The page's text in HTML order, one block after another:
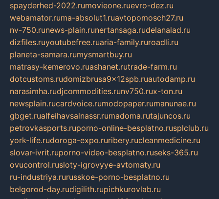
spayderhed-2022.rumovieone.ruevro-dez.ru
webamator.ruma-absolut1.ruavtopomosch27.ru
nv-750.runews-plain.runertansaga.rudelanalad.ru
dizfiles.ruyoutubefree.ruaria-family.ruroadli.ru
planeta-samara.rumysmartbuy.ru
matrasy-kemerovo.ruashanet.rutrade-farm.ru
dotcustoms.rudomizbrusa9x12spb.ruautodamp.ru
narasimha.rudjcommodities.runv750.rux-ton.ru
newsplain.rucardvoice.rumodopaper.rumanunae.ru
gbget.rualfeihavsalnassr.rumadoma.rutajuncos.ru
petrovkasports.ruporno-online-besplatno.rusplclub.ru
york-life.rudoroga-expo.ruribery.rucleanmedicine.ru
slovar-ivrit.ruporno-video-besplatno.ruseks-365.ru
ovucontrol.rusloty-igrovyye-avtomaty.ru
ru-industriya.rurusskoe-porno-besplatno.ru
belgorod-day.rudigilith.rupichkurovlab.ru